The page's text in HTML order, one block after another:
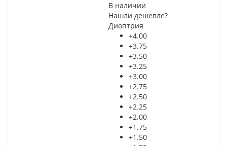
В наличии
Нашли дешевле?
Диоптрия
+4.00
+3.75
+3.50
+3.25
+3.00
+2.75
+2.50
+2.25
+2.00
+1.75
+1.50